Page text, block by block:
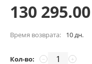
130 295.00
Время возврата: 10 дн.
Кол-во: +
−